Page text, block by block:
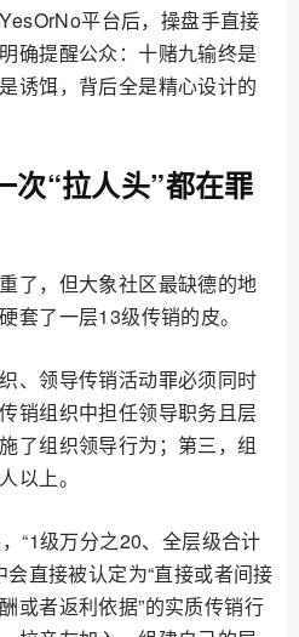
平台后，操盘手直接
确提醒公众：十赌九输终是
诱饵，背后全是精心设计的
次“拉人头”都在罪
了，但大象社区最缺德的地
套了一层13级传销的皮。
、领导传销活动罪必须同时
销组织中担任领导职务且层
了组织领导行为；第三，组
以上。
“1级万分之20、全层级合计
直接被认定为“直接或者间接
或者返利依据”的实质传销行